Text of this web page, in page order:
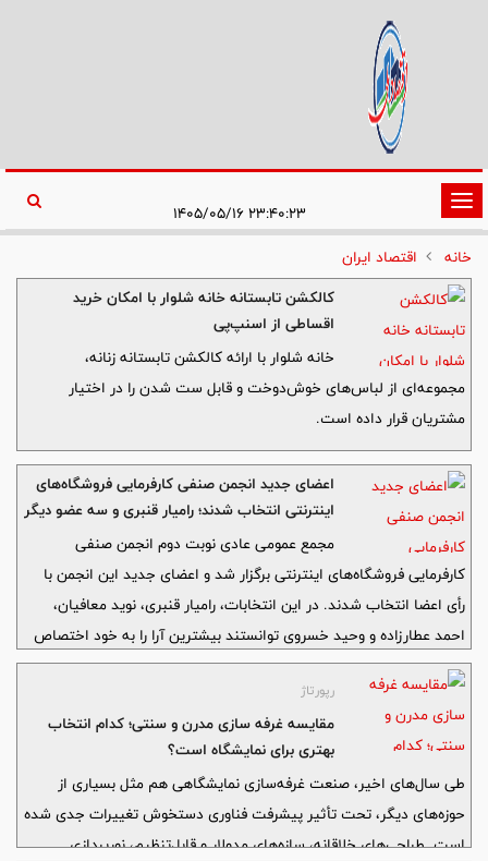
تغییر
وضعیت
ناوبری
خانه
اقتصاد ایران
کالکشن تابستانه خانه شلوار با امکان خرید
اقساطی از اسنپ‌پی
خانه شلوار با ارائه کالکشن تابستانه زنانه،
مجموعه‌ای از لباس‌های خوش‌دوخت و قابل ست شدن را در اختیار
مشتریان قرار داده است.
اعضای جدید انجمن صنفی کارفرمایی فروشگاه‌های
اینترنتی انتخاب شدند؛ رامیار قنبری و سه عضو دیگر
بیشترین رأی را کسب کردند
مجمع عمومی عادی نوبت دوم انجمن صنفی
کارفرمایی فروشگاه‌های اینترنتی برگزار شد و اعضای جدید این انجمن با
رأی اعضا انتخاب شدند. در این انتخابات، رامیار قنبری، نوید معافیان،
احمد عطارزاده و وحید خسروی توانستند بیشترین آرا را به خود اختصاص
دهند و به جمع اعضای اصلی انجمن راه پیدا کنند.
رپورتاژ
مقایسه غرفه سازی مدرن و سنتی؛ کدام انتخاب
بهتری برای نمایشگاه است؟
طی سال‌های اخیر، صنعت غرفه‌سازی نمایشگاهی هم مثل بسیاری از
حوزه‌های دیگر، تحت تأثیر پیشرفت فناوری دستخوش تغییرات جدی شده
است. طراحی‌های خلاقانه، سازه‌های مدولار و قابل‌تنظیم، نورپردازی